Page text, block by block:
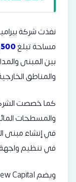
نفذت شركة
مساحة تبلغ
بين المبنى
والمناطق
كما خصصت
والمسطحات
في إنشاء مبنى
في تنظيم واجهة
ويضم Champ Elysees New Capital حوالي